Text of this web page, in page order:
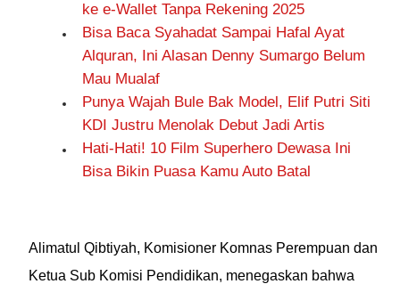
ke e-Wallet Tanpa Rekening 2025
Bisa Baca Syahadat Sampai Hafal Ayat
Alquran, Ini Alasan Denny Sumargo Belum
Mau Mualaf
Punya Wajah Bule Bak Model, Elif Putri Siti
KDI Justru Menolak Debut Jadi Artis
Hati-Hati! 10 Film Superhero Dewasa Ini
Bisa Bikin Puasa Kamu Auto Batal
Alimatul Qibtiyah, Komisioner Komnas Perempuan dan
Ketua Sub Komisi Pendidikan, menegaskan bahwa